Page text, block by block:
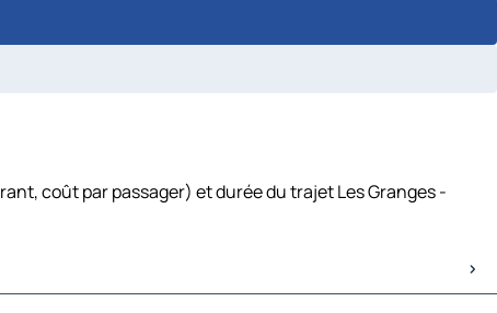
coût par passager) et durée du trajet Les Granges -